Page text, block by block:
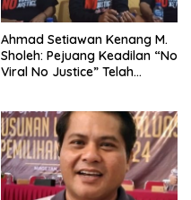
Ahmad Setiawan Kenang M.
Sholeh: Pejuang Keadilan “No
Viral No Justice” Telah